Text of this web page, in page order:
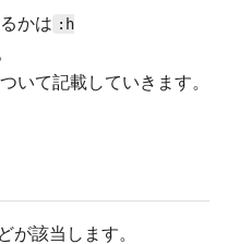
かは :h
いて記載していきます。
該当します。